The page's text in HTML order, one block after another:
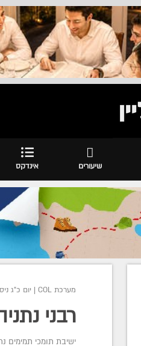
שיעורים אינדקס
מערכת COL | יום כ"ג ניסן
רבני
ישיבת תומכי תמימים